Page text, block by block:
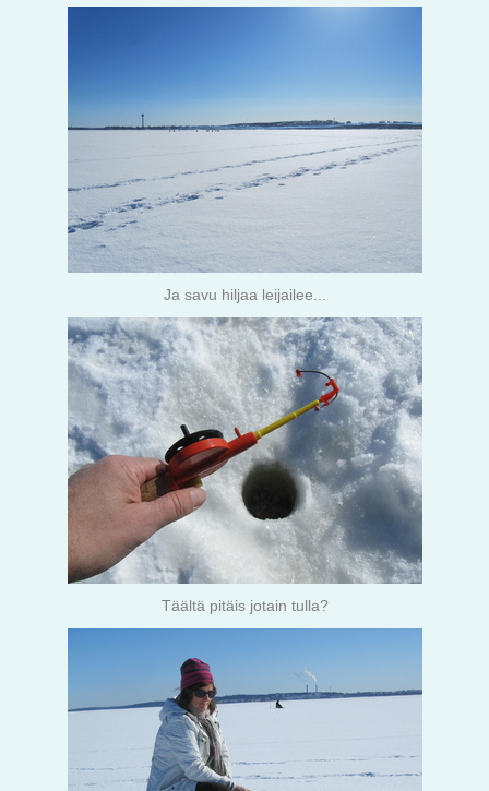
Ja savu hiljaa leijailee...
Täältä pitäis jotain tulla?